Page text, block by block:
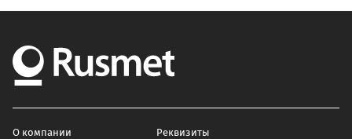
О компании Реквизиты